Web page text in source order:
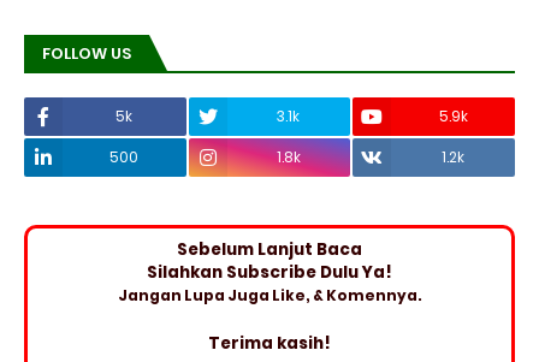
FOLLOW US
5k 3.1k
5.9k
500
1.8k 1.2k
Sebelum Lanjut Baca
Silahkan Subscribe Dulu Ya!
Jangan Lupa Juga Like, & Komennya.
Terima kasih!